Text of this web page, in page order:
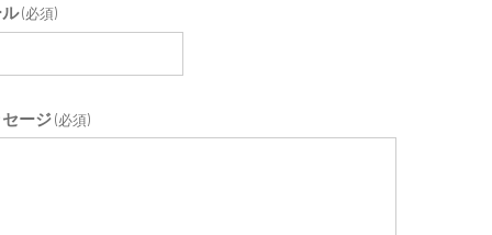
(必須)
ージ (必須)